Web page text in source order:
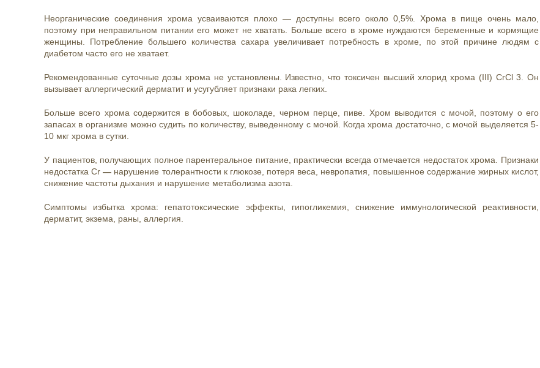
Неорганические соединения хрома усваиваются плохо — доступны всего около 0,5%. Хрома в пище очень мало,
поэтому при неправильном питании его может не хватать. Больше всего в хроме нуждаются беременные и кормящие
женщины. Потребление большего количества сахара увеличивает потребность в хроме, по этой причине людям с
диабетом часто его не хватает.
Рекомендованные суточные дозы хрома не установлены. Известно, что токсичен высший хлорид хрома (III) CrCl 3. Он
вызывает аллергический дерматит и усугубляет признаки рака легких.
Больше всего хрома содержится в бобовых, шоколаде, черном перце, пиве. Хром выводится с мочой, поэтому о его
запасах в организме можно судить по количеству, выведенному с мочой. Когда хрома достаточно, с мочой выделяется 5-
10 мкг хрома в сутки.
У пациентов, получающих полное парентеральное питание, практически всегда отмечается недостаток хрома. Признаки
недостатка Cr — нарушение толерантности к глюкозе, потеря веса, невропатия, повышенное содержание жирных кислот,
снижение частоты дыхания и нарушение метаболизма азота.
Симптомы избытка хрома: гепатотоксические эффекты, гипогликемия, снижение иммунологической реактивности,
дерматит, экзема , раны, аллергия.